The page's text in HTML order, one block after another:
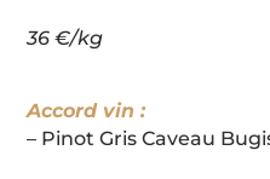
36 €/kg
Accord vin :
– Pinot Gris Caveau